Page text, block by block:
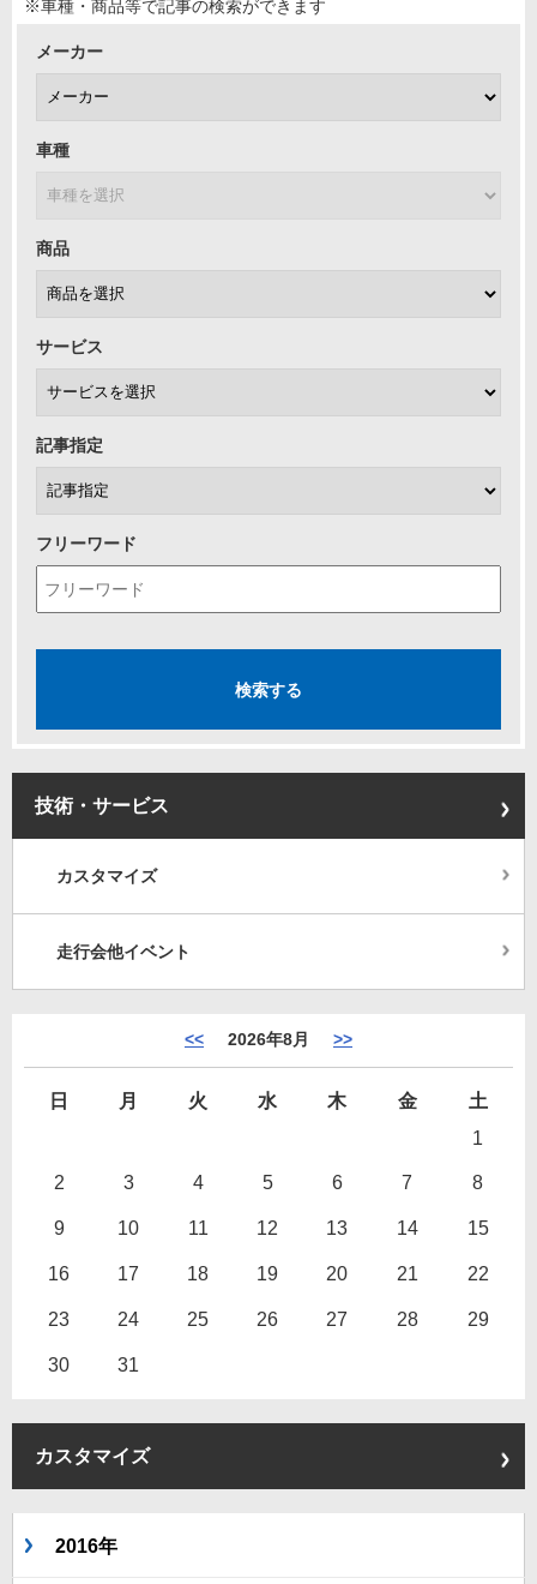
※車種・商品等で記事の検索ができます
メーカー
車種
商品
サービス
記事指定
フリーワード
技術・サービス
カスタマイズ
走行会他イベント
<< 2026年8月 >>
日 月 火 水 木 金
土
1
2 3 4 5 6 7 8
9 10 11 12 13 14 15
16 17 18 19 20 21 22
23 24 25 26 27 28 29
30 31
カスタマイズ
2016年